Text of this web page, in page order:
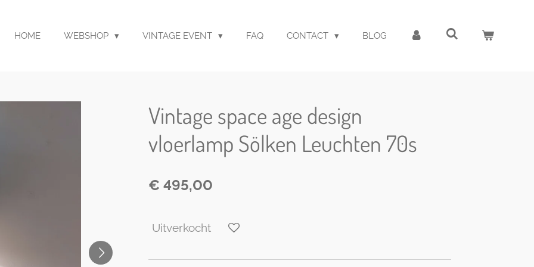
HOME WEBSHOP VINTAGE EVENT FAQ CONTACT BLOG
Vintage space age design
vloerlamp Sölken Leuchten 70s
€ 495,00
Uitverkocht